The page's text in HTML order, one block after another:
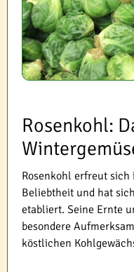
Rosenkohl:
Rosenkohl erfreut
Beliebtheit und hat
etabliert. Seine Ernte
besondere
köstlichen